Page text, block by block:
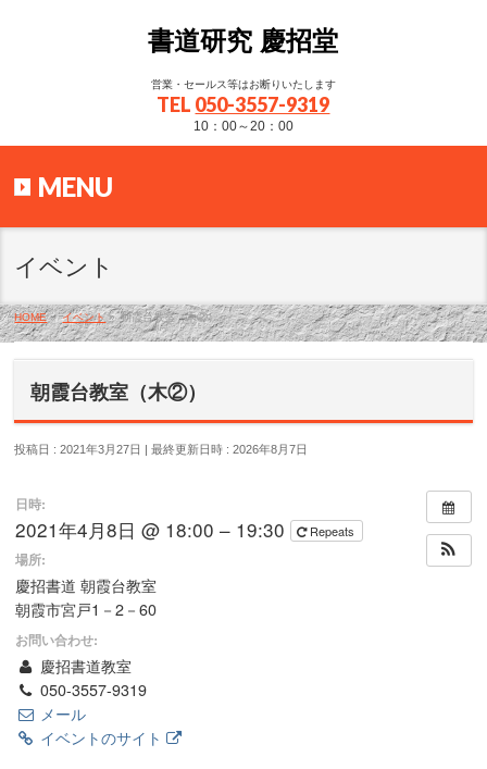
書道研究 慶招堂
営業・セールス等はお断りいたします
TEL 050-3557-9319
10：00～20：00
MENU
イベント
HOME» イベント» 朝霞台教室（木②）
朝霞台教室（木②）
投稿日 : 2021年3月27日 最終更新日時 : 2026年8月7日
日時:
2021年4月8日 @ 18:00 – 19:30 Repeats
場所:
慶招書道 朝霞台教室
朝霞市宮戸1－2－60
お問い合わせ:
慶招書道教室
050-3557-9319
メール
イベントのサイト